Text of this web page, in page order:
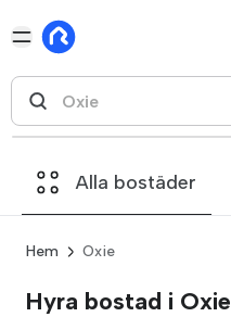
Alla bostäder
Hem Oxie
Hyra bostad i Oxie